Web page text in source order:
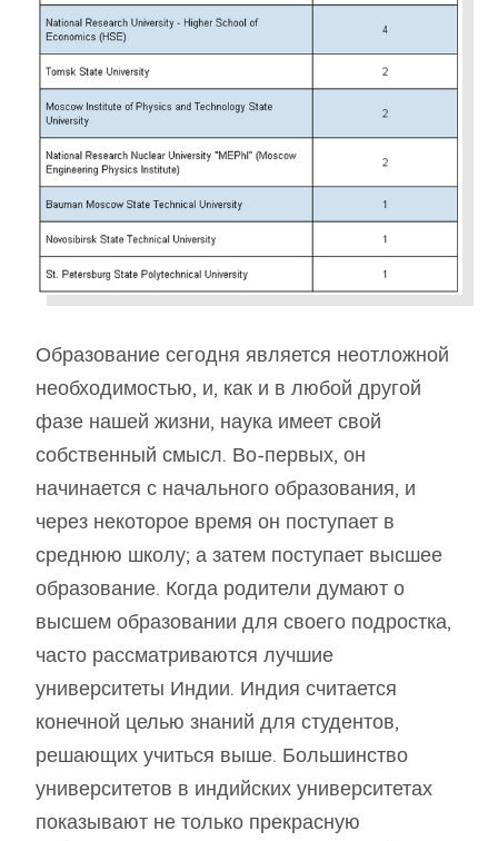
Образование сегодня является неотложной
необходимостью, и, как и в любой другой
фазе нашей жизни, наука имеет свой
собственный смысл. Во-первых, он
начинается с начального образования, и
через некоторое время он поступает в
среднюю школу; а затем поступает высшее
образование. Когда родители думают о
высшем образовании для своего подростка,
часто рассматриваются лучшие
университеты Индии. Индия считается
конечной целью знаний для студентов,
решающих учиться выше. Большинство
университетов в индийских университетах
показывают не только прекрасную